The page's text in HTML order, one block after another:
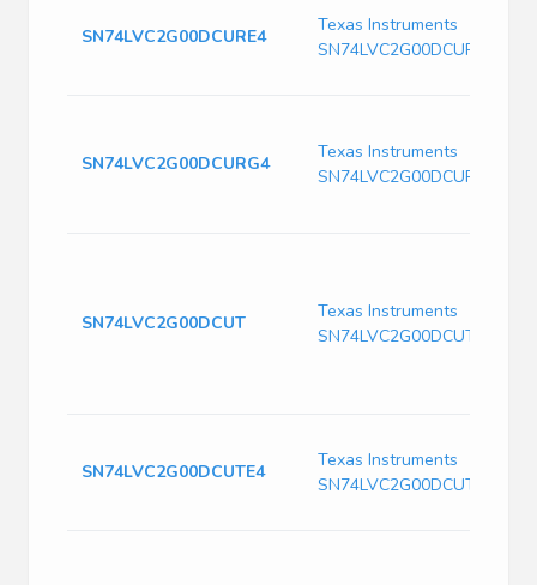
SN74LVC2G00DCURE4
Texas Instruments
SN74LVC2G00DCURE4
SN74LVC2G00DCURG4
Texas Instruments
SN74LVC2G00DCURG4
SN74LVC2G00DCUT
Texas Instruments
SN74LVC2G00DCUT
SN74LVC2G00DCUTE4
Texas Instruments
SN74LVC2G00DCUTE4